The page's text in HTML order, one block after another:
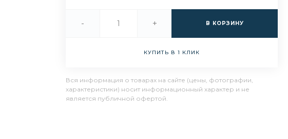
- + В КОРЗИНУ
КУПИТЬ В 1 КЛИК
Вся информация о товарах на сайте (цены, фотографии,
характеристики) носит информационный характер и не
является публичной офертой.